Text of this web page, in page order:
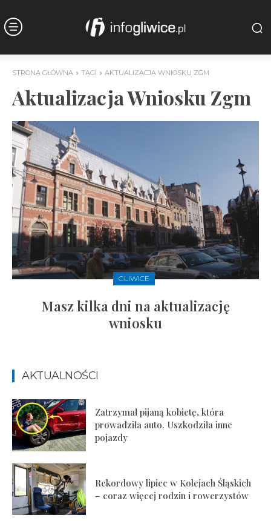
STRONA GŁÓWNA TAGI AKTUALIZACJA WNIOSKU ZGM
Aktualizacja Wniosku Zgm
GLIWICE
Masz kilka dni na aktualizację
wniosku
AKTUALNOŚCI
Zatrzymał pijaną kobietę, która
prowadziła auto. Uszkodziła inne
pojazdy
Rekordowy lipiec w Kolejach Śląskich
– coraz więcej rodzin i rowerzystów